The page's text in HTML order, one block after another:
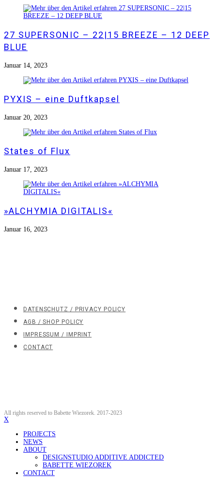
27 SUPERSONIC – 22|15 BREEZE – 12 DEEP
BLUE
Januar 14, 2023
PYXIS – eine Duftkapsel
Januar 20, 2023
States of Flux
Januar 17, 2023
»ALCHYMIA DIGITALIS«
Januar 16, 2023
DATENSCHUTZ / PRIVACY POLICY
AGB / SHOP POLICY
IMPRESSUM / IMPRINT
CONTACT
All rights reserved to Babette Wiezorek. 2017-2023
X
PROJECTS
NEWS
ABOUT
DESIGNSTUDIO ADDITIVE ADDICTED
BABETTE WIEZOREK
CONTACT